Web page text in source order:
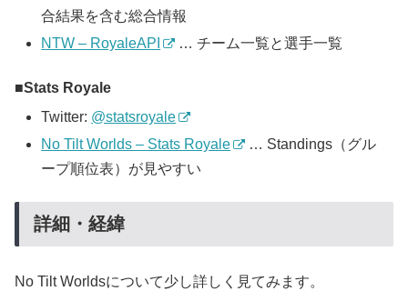
合結果を含む総合情報
NTW – RoyaleAPI
… チーム一覧と選手一覧
Stats Royale
Twitter: @statsroyale
No Tilt Worlds – Stats Royale
… Standings（グル
ープ順位表）が見やすい
詳細・経緯
No Tilt Worldsについて少し詳しく見てみます。